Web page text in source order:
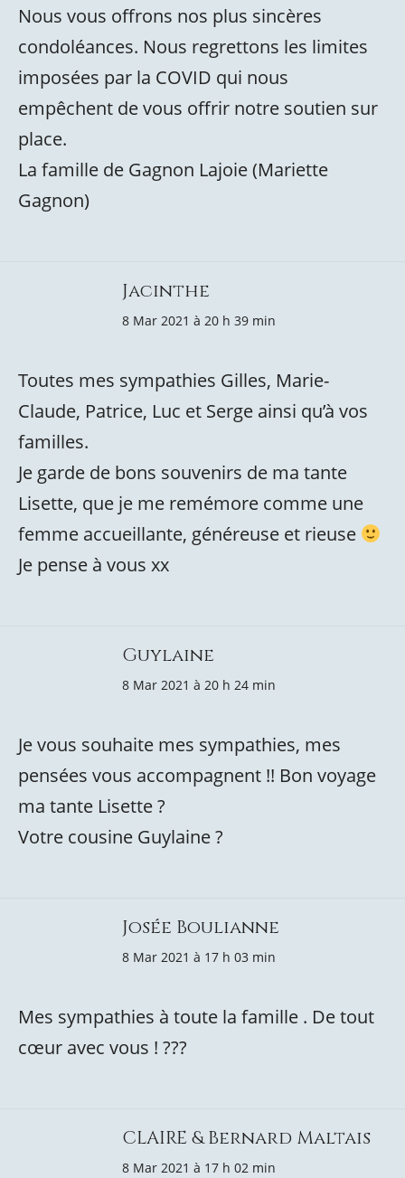
Nous vous offrons nos plus sincères
condoléances. Nous regrettons les limites
imposées par la COVID qui nous
empêchent de vous offrir notre soutien sur
place.
La famille de Gagnon Lajoie (Mariette
Gagnon)
Jacinthe
8 Mar 2021 à 20 h 39 min
Toutes mes sympathies Gilles, Marie-
Claude, Patrice, Luc et Serge ainsi qu’à vos
familles.
Je garde de bons souvenirs de ma tante
Lisette, que je me remémore comme une
femme accueillante, généreuse et rieuse
Je pense à vous xx
Guylaine
8 Mar 2021 à 20 h 24 min
Je vous souhaite mes sympathies, mes
pensées vous accompagnent !! Bon voyage
ma tante Lisette ?
Votre cousine Guylaine ?
Josée Boulianne
8 Mar 2021 à 17 h 03 min
Mes sympathies à toute la famille . De tout
cœur avec vous ! ???
CLAIRE & Bernard Maltais
8 Mar 2021 à 17 h 02 min